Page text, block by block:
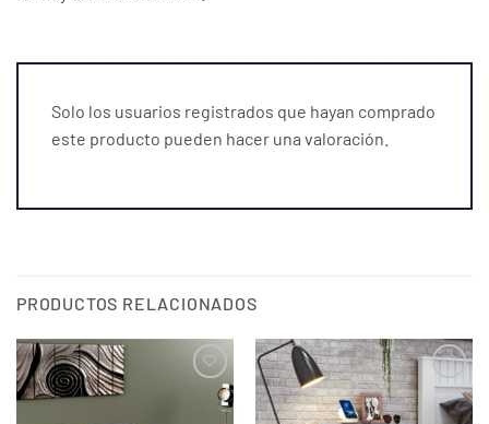
Solo los usuarios registrados que hayan comprado
este producto pueden hacer una valoración.
PRODUCTOS RELACIONADOS